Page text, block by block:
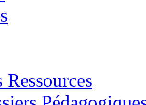
Ressources